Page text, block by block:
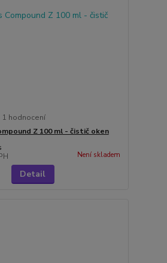
1 hodnocení
Z 100 ml - čistič oken
Není skladem
Detail